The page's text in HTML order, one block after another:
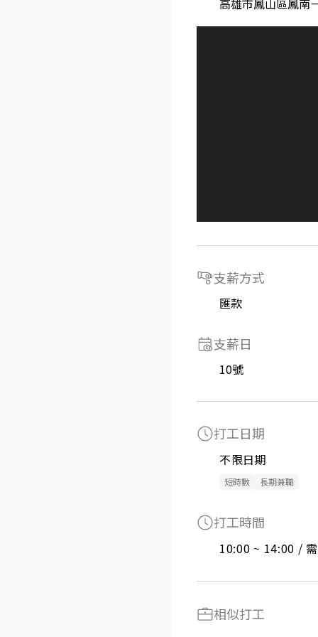
高雄市鳳山區鳳南
支薪方式
匯款
支薪日
10號
打工日期
不限日期
短時數 長期兼職
打工時間
10:00 ~ 14:00 /
相似打工